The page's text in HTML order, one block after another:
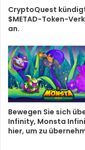
CryptoQuest
$METAD-Token-
an.
Bewegen Sie sich
Infinity, Monsta
hier, um zu